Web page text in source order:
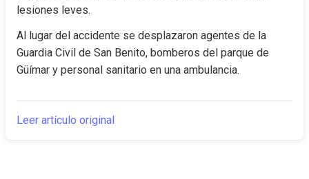
lesiones leves.
Al lugar del accidente se desplazaron agentes de la
Guardia Civil de San Benito, bomberos del parque de
Güímar y personal sanitario en una ambulancia.
Leer artículo original